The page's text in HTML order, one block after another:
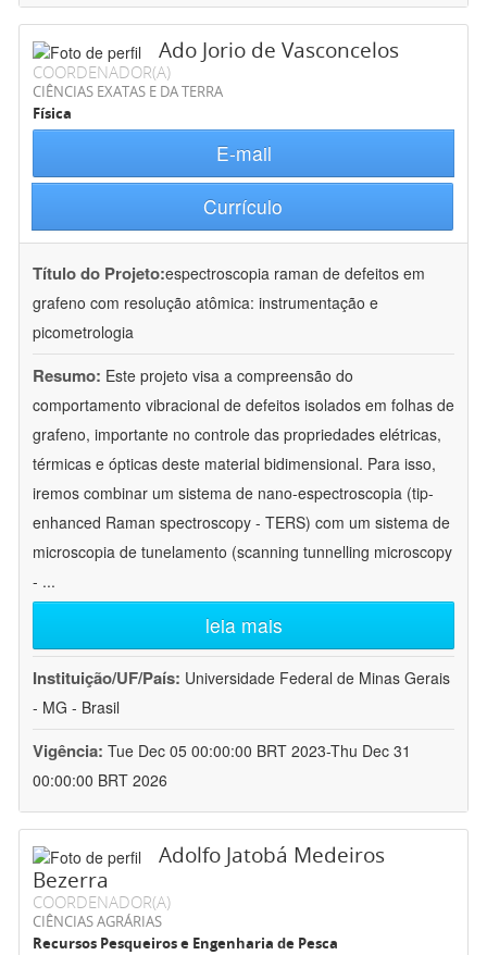
Ado Jorio de Vasconcelos
COORDENADOR(A)
CIÊNCIAS EXATAS E DA TERRA
Física
E-mail
Currículo
Título do Projeto:espectroscopia raman de defeitos em
grafeno com resolução atômica: instrumentação e
picometrologia
Resumo: Este projeto visa a compreensão do
comportamento vibracional de defeitos isolados em folhas de
grafeno, importante no controle das propriedades elétricas,
térmicas e ópticas deste material bidimensional. Para isso,
iremos combinar um sistema de nano-espectroscopia (tip-
enhanced Raman spectroscopy - TERS) com um sistema de
microscopia de tunelamento (scanning tunnelling microscopy
- ...
leia mais
Instituição/UF/País: Universidade Federal de Minas Gerais
- MG - Brasil
Vigência: Tue Dec 05 00:00:00 BRT 2023-Thu Dec 31
00:00:00 BRT 2026
Adolfo Jatobá Medeiros
Bezerra
COORDENADOR(A)
CIÊNCIAS AGRÁRIAS
Recursos Pesqueiros e Engenharia de Pesca